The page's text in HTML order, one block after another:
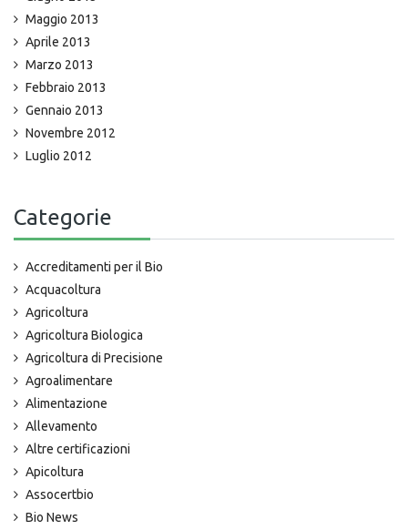
Maggio 2013
Aprile 2013
Marzo 2013
Febbraio 2013
Gennaio 2013
Novembre 2012
Luglio 2012
Categorie
Accreditamenti per il Bio
Acquacoltura
Agricoltura
Agricoltura Biologica
Agricoltura di Precisione
Agroalimentare
Alimentazione
Allevamento
Altre certificazioni
Apicoltura
Assocertbio
Bio News